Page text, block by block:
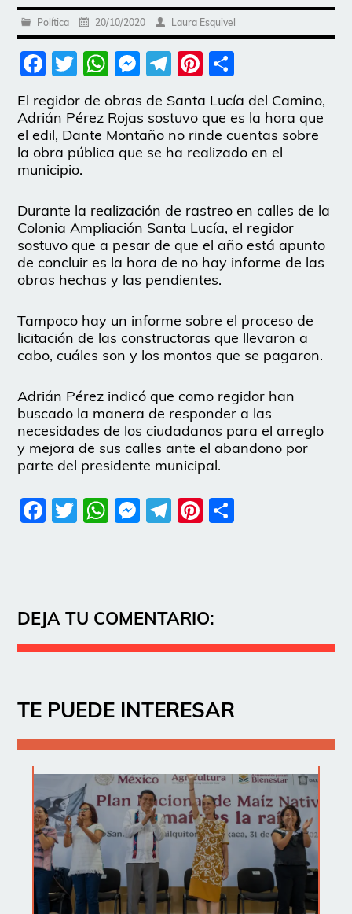
Política 20/10/2020 Laura Esquivel
Facebook
Twitter
WhatsApp
Messenger
Telegram
Pinterest
El regidor de obras de Santa Lucía del Camino,
Adrián Pérez Rojas sostuvo que es la hora que
el edil, Dante Montaño no rinde cuentas sobre
la obra pública que se ha realizado en el
municipio.
Durante la realización de rastreo en calles de la
Colonia Ampliación Santa Lucía, el regidor
sostuvo que a pesar de que el año está apunto
de concluir es la hora de no hay informe de las
obras hechas y las pendientes.
Tampoco hay un informe sobre el proceso de
licitación de las constructoras que llevaron a
cabo, cuáles son y los montos que se pagaron.
Adrián Pérez indicó que como regidor han
buscado la manera de responder a las
necesidades de los ciudadanos para el arreglo
y mejora de sus calles ante el abandono por
parte del presidente municipal.
Facebook
Twitter
WhatsApp
Messenger
Telegram
Pinterest
DEJA TU COMENTARIO:
TE PUEDE INTERESAR